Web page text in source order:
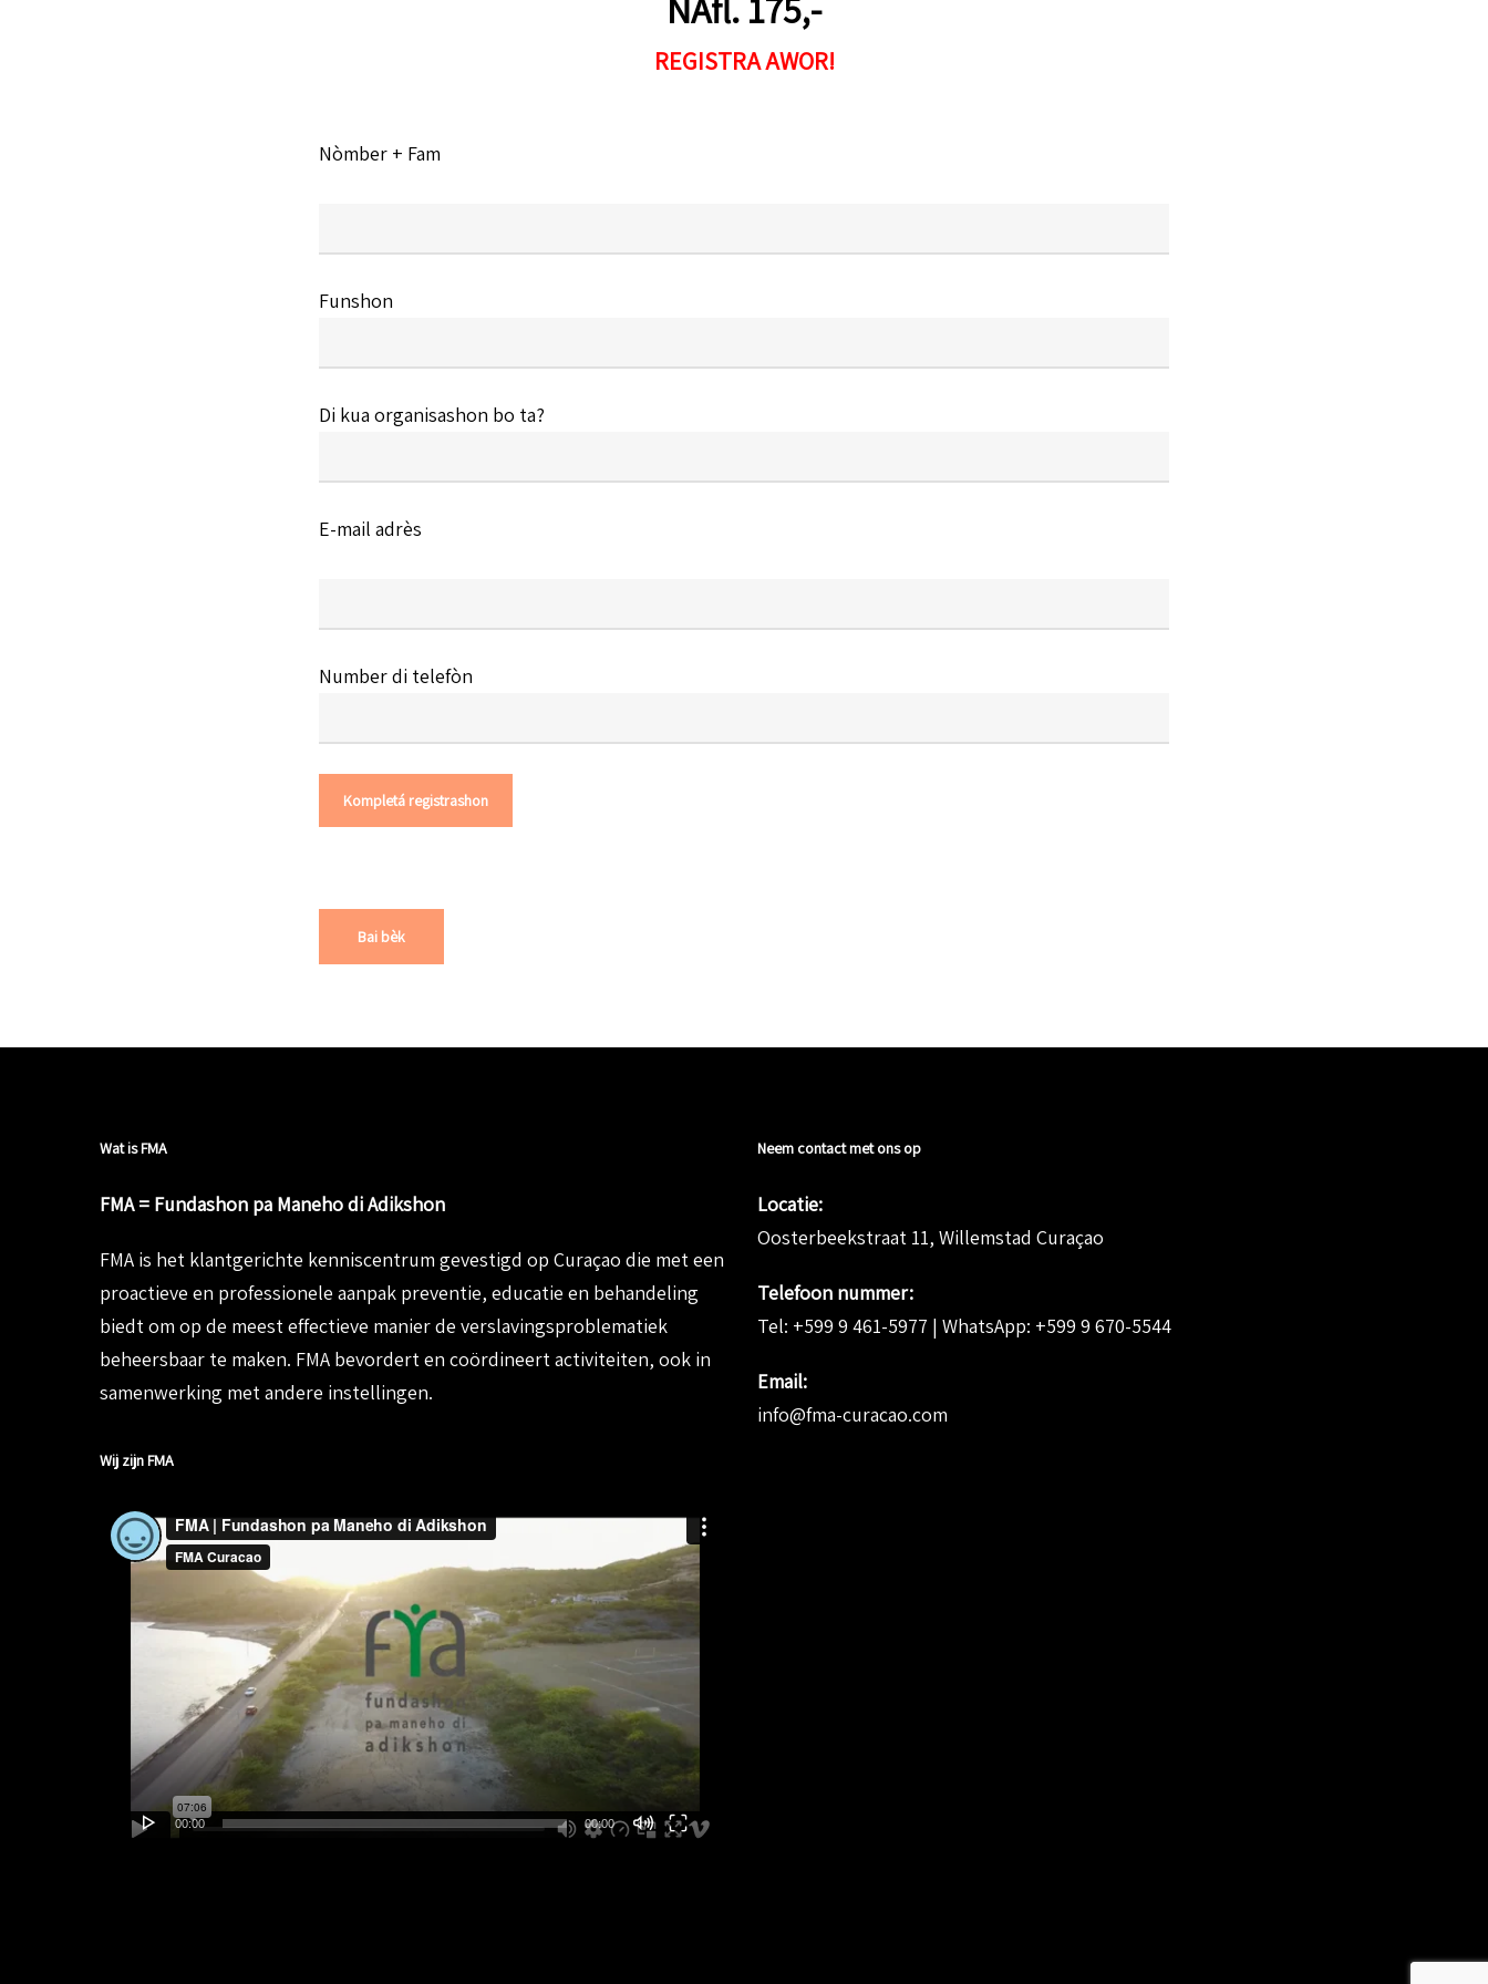
REGISTRA AWOR!
Nòmber + Fam
Funshon
Di kua organisashon bo ta?
E-mail adrès
Number di telefòn
Bai bèk
Wat is FMA
FMA = Fundashon pa Maneho di Adikshon
FMA is het klantgerichte kenniscentrum gevestigd op Curaçao die meteen
proactieve en professionele aanpak preventie, educatie en behandeling
biedt om op de meest effectieve manier de verslavingsproblematiek
beheersbaar te maken. FMA bevordert en coördineert activiteiten, ook in
samenwerking met andere instellingen.
Wij zijn FMA
Video
Player
00:00 00:00
Neem contact met ons op
Locatie:
Oosterbeekstraat 11, Willemstad Curaçao
Telefoon nummer:
Tel: +599 9 461-5977 | WhatsApp: +599 9 670-5544
Email:
info@fma-curacao.com